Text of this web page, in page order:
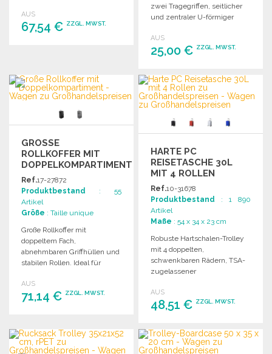
AUS
67,54 € ZZGL. MWST.
zwei Tragegriffen, seitlicher
und zentraler U-förmiger
kontrastierenden
Reißverschlüssen.
AUS
25,00 € ZZGL. MWST.
BESTELLEN
Angebot anfordern
GROSSE R
OLLKOFFER MIT D
OPPELKOMPARTIMENT Z
U G
ROSSHANDELSPREISEN
Ref.17-27872
Produktbestand : 55
Artikel
Größe : Taille unique
Große Rollkoffer mit
doppeltem Fach,
abnehmbaren Griffhüllen und
stabilen Rollen. Ideal für
Nutzung.
AUS
71,14 € ZZGL. MWST.
Angebot anfordern
HARTE PC
REISETASCHE 30L
MIT 4 ROLLEN
Ref.10-31678
Produktbestand : 1 890
Artikel
Maße : 54 x 34 x 23 cm
Robuste Hartschalen-Trolley
mit 4 doppelten,
schwenkbaren Rädern, TSA-
zugelassener
Volumen. Ideal für Reisen.
AUS
48,51 € ZZGL. MWST.
BESTELLEN
Angebot anfordern